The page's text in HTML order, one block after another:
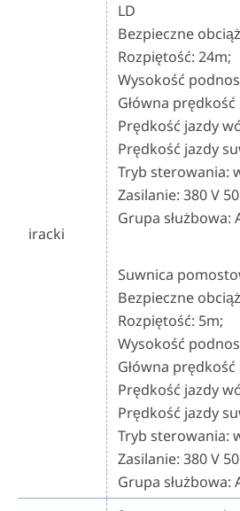
iracki
LD
Bezpieczne
Rozpiętość: 24m;
Wysokość
Główna
Prędkość jazdy
Prędkość jazdy
Tryb sterowania:
Zasilanie: 380 V
Grupa służbowa:
Suwnica
Bezpieczne
Rozpiętość: 5m;
Wysokość
Główna
Prędkość jazdy
Prędkość jazdy
Tryb sterowania:
Zasilanie: 380 V
Grupa służbowa: